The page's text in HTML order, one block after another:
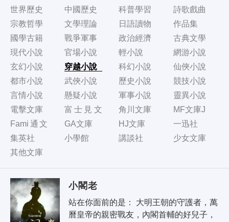
世界歷史
中國歷史 科普學習
詩歌戲曲
宗教哲學
文學理論 日語讀物
作品集
國學古籍
戰爭軍事 政治經濟
古典文學
現代小說
官場小說 輕小說
網游小說
玄幻小說
穿越小說 科幻小說
仙俠小說
都市小說
武俠小說 歷史小說
競技小說
言情小說
懸疑小說 軍事小說
靈異小說
電擊文庫
富士見文
庫
角川文庫
MF文庫J
Fami通文
庫
GA文庫 HJ文庫
一迅社
集英社
小學館 講談社
少女文庫
其他文庫
小閣老
站在你面前的是： 大明王朝的守護者，萬
曆皇帝的親密戰友，內閣首輔的好兒子，